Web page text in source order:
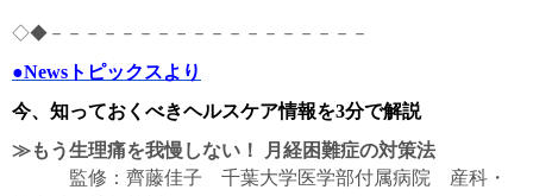
◇◆－－－－－－－－－－－－－－－－－－
●Newsトピックスより
今、知っておくべきヘルスケア情報を3分で解説
≫もう生理痛を我慢しない！ 月経困難症の対策法
監修：齊藤佳子 千葉大学医学部付属病院 産科・